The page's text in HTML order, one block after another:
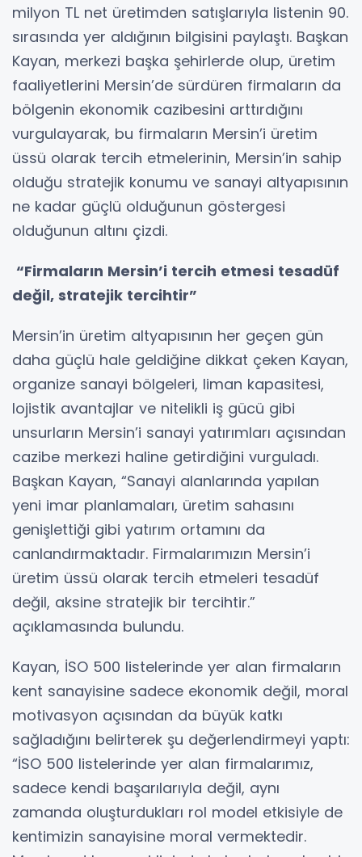
milyon TL net üretimden satışlarıyla listenin 90.
sırasında yer aldığının bilgisini paylaştı. Başkan
Kayan, merkezi başka şehirlerde olup, üretim
faaliyetlerini Mersin’de sürdüren firmaların da
bölgenin ekonomik cazibesini arttırdığını
vurgulayarak, bu firmaların Mersin’i üretim
üssü olarak tercih etmelerinin, Mersin’in sahip
olduğu stratejik konumu ve sanayi altyapısının
ne kadar güçlü olduğunun göstergesi
olduğunun altını çizdi.
“Firmaların Mersin’i tercih etmesi tesadüf
değil, stratejik tercihtir”
Mersin’in üretim altyapısının her geçen gün
daha güçlü hale geldiğine dikkat çeken Kayan,
organize sanayi bölgeleri, liman kapasitesi,
lojistik avantajlar ve nitelikli iş gücü gibi
unsurların Mersin’i sanayi yatırımları açısından
cazibe merkezi haline getirdiğini vurguladı.
Başkan Kayan, “Sanayi alanlarında yapılan
yeni imar planlamaları, üretim sahasını
genişlettiği gibi yatırım ortamını da
canlandırmaktadır. Firmalarımızın Mersin’i
üretim üssü olarak tercih etmeleri tesadüf
değil, aksine stratejik bir tercihtir.”
açıklamasında bulundu.
Kayan, İSO 500 listelerinde yer alan firmaların
kent sanayisine sadece ekonomik değil, moral
motivasyon açısından da büyük katkı
sağladığını belirterek şu değerlendirmeyi yaptı:
“İSO 500 listelerinde yer alan firmalarımız,
sadece kendi başarılarıyla değil, aynı
zamanda oluşturdukları rol model etkisiyle de
kentimizin sanayisine moral vermektedir.